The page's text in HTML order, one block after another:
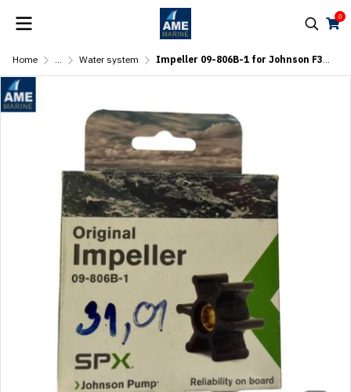
0
Home ... Water system Impeller 09-806B-1 for Johnson F35 Pumps (6 Blade) #31, #01